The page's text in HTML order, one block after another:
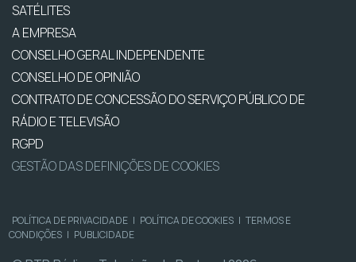
SATÉLITES
A EMPRESA
CONSELHO GERAL INDEPENDENTE
CONSELHO DE OPINIÃO
CONTRATO DE CONCESSÃO DO SERVIÇO PÚBLICO DE
RÁDIO E TELEVISÃO
RGPD
GESTÃO DAS DEFINIÇÕES DE COOKIES
POLÍTICA DE PRIVACIDADE | POLÍTICA DE COOKIES | TERMOS E
CONDIÇÕES | PUBLICIDADE